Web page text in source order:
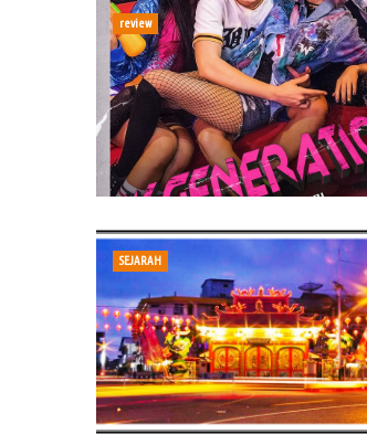
review
SEJARAH